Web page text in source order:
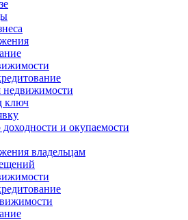
недвижимости
ключ
доходности и окупаемости
владельцам